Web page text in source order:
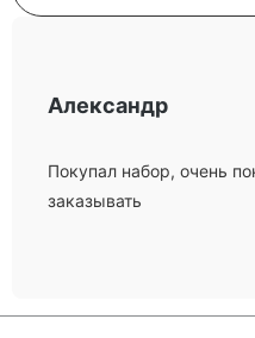
Александр
Покупал набор, очень
заказывать